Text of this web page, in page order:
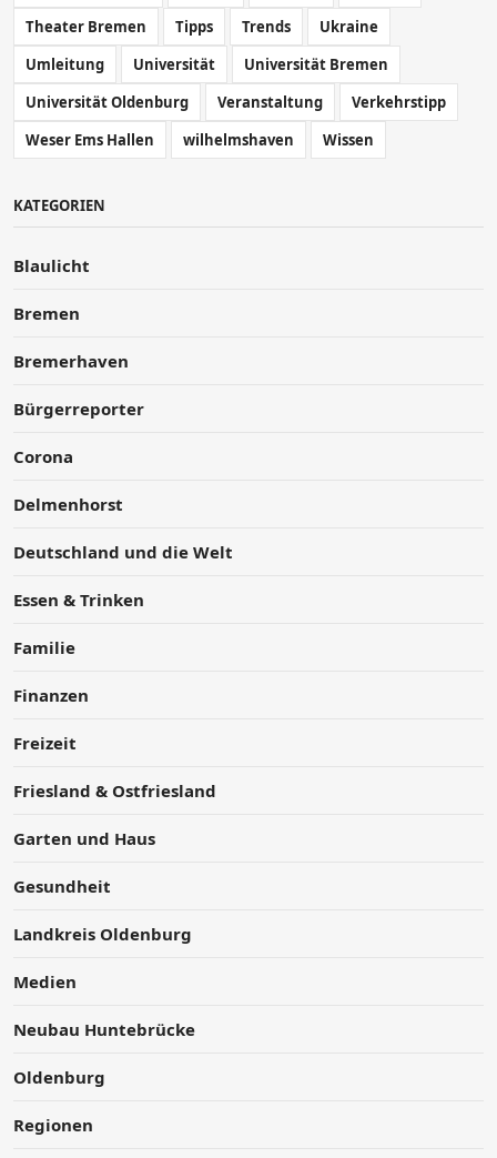
Theater Bremen
Tipps Trends
Ukraine
Umleitung
Universität
Universität Bremen
Universität Oldenburg
Veranstaltung
Verkehrstipp
Weser Ems Hallen
wilhelmshaven Wissen
KATEGORIEN
Blaulicht
Bremen
Bremerhaven
Bürgerreporter
Corona
Delmenhorst
Deutschland und die Welt
Essen & Trinken
Familie
Finanzen
Freizeit
Friesland & Ostfriesland
Garten und Haus
Gesundheit
Landkreis Oldenburg
Medien
Neubau Huntebrücke
Oldenburg
Regionen